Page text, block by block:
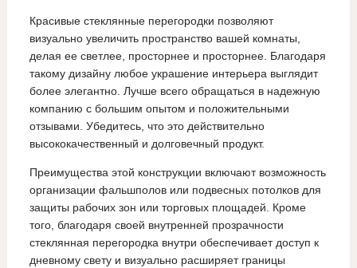
Красивые стеклянные перегородки позволяют
визуально увеличить пространство вашей комнаты,
делая ее светлее, просторнее и просторнее. Благодаря
такому дизайну любое украшение интерьера выглядит
более элегантно. Лучше всего обращаться в надежную
компанию с большим опытом и положительными
отзывами. Убедитесь, что это действительно
высококачественный и долговечный продукт.
Преимущества этой конструкции включают возможность
организации фальшполов или подвесных потолков для
защиты рабочих зон или торговых площадей. Кроме
того, благодаря своей внутренней прозрачности
стеклянная перегородка внутри обеспечивает доступ к
дневному свету и визуально расширяет границы